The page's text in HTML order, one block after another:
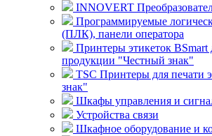
INNOVERT
Программируемые
(ПЛК), панели оператора
Принтеры этикеток BSmart
продукции "Честный знак"
TSC Принтеры для печати
знак"
Шкафы управления и
Устройства связи
Шкафное оборудование и